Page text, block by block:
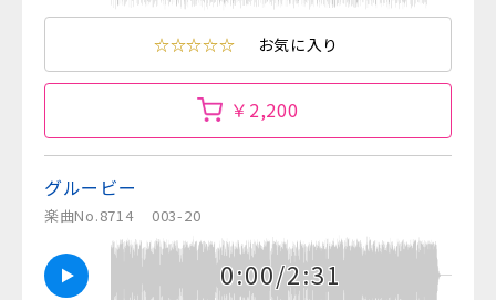
☆☆☆☆☆ お気に入り
￥2,200
グルービー
楽曲No.8714 003-20
0:00/2:31